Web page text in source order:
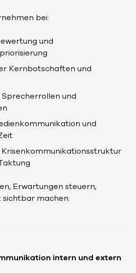
bei:
und
Kernbotschaften und
und
und
Krisenkommunikationsstruktur
Erwartungen steuern,
sichtbar machen.
intern und extern